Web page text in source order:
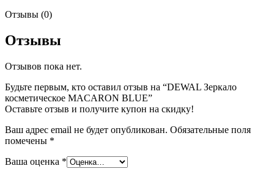
Отзывы (0)
Отзывы
Отзывов пока нет.
Будьте первым, кто оставил отзыв на “DEWAL Зеркало
косметическое MACARON BLUE”
Оставьте отзыв и получите купон на скидку!
Ваш адрес email не будет опубликован. Обязательные поля
помечены *
Ваша оценка *